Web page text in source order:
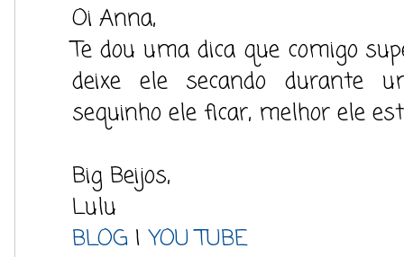
Oi Anna,
Te dou uma dica que comigo
deixe ele secando durante
sequinho ele ficar, melhor ele
Big Beijos,
Lulu
BLOG | YOU TUBE